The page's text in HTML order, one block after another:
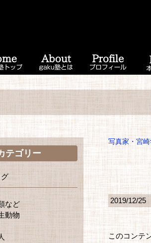
写真家・宮
2019/12/25
このコンテ
テゴリー
など
動物